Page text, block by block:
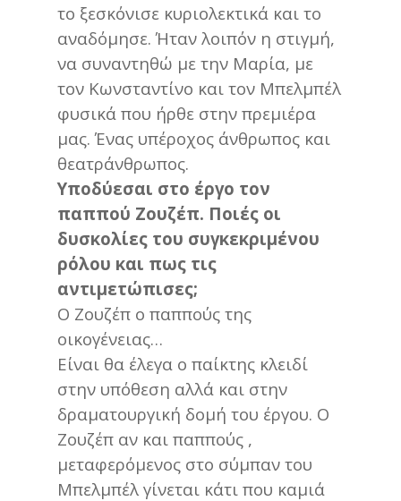
το ξεσκόνισε κυριολεκτικά και το
αναδόμησε. Ήταν λοιπόν η στιγμή,
να συναντηθώ με την Μαρία, με
τον Κωνσταντίνο και τον Μπελμπέλ
φυσικά που ήρθε στην πρεμιέρα
μας. Ένας υπέροχος άνθρωπος και
θεατράνθρωπος.
Υποδύεσαι στο έργο τον
παππού Ζουζέπ. Ποιές οι
δυσκολίες του συγκεκριμένου
ρόλου και πως τις
αντιμετώπισες;
Ο Ζουζέπ ο παππούς της
οικογένειας…
Είναι θα έλεγα ο παίκτης κλειδί
στην υπόθεση αλλά και στην
δραματουργική δομή του έργου. Ο
Ζουζέπ αν και παππούς ,
μεταφερόμενος στο σύμπαν του
Μπελμπέλ γίνεται κάτι που καμιά